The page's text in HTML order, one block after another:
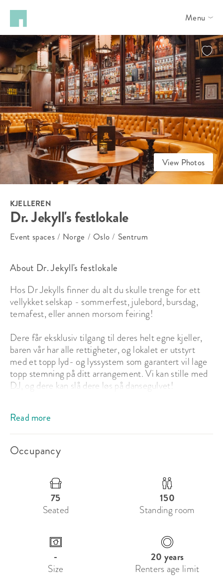
Menu
View Photos
KJELLEREN
Dr. Jekyll's festlokale
Event spaces / Norge / Oslo / Sentrum
About Dr. Jekyll's festlokale
Hos Dr Jekylls finner du alt du skulle trenge for ett
vellykket selskap - sommerfest, julebord, bursdag,
temafest, eller annen morsom feiring!
Dere får eksklusiv tilgang til deres helt egne kjeller,
baren vår har alle rettigheter, og lokalet er utstyrt
med et topp lyd- og lyssystem som garantert vil lage
topp stemning på ditt arrangement. Vi kan stille med
DJ, og dere kan slå dere løs på dansegulvet!
løpet av kvelden. Ved mingling er det en kapasitet på
275 stående / 180 sittende på hele lokalet, og 175
stående / 120 sittende i kjelleren.
imellom Nationalteateret, Aker Brygge og Karl
Johans Gate.
Ved ønske legger vi til rette med catering mat. Se
Read more
Occupancy
75
Seated
150
Standing room
-
Size
20 years
Renters age limit